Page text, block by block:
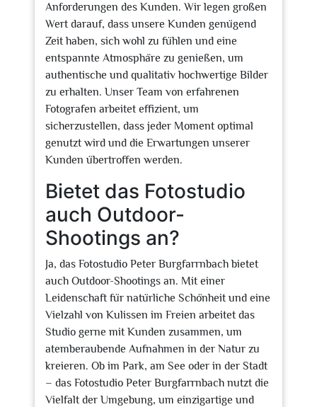
Anforderungen des Kunden. Wir legen großen
Wert darauf, dass unsere Kunden genügend
Zeit haben, sich wohl zu fühlen und eine
entspannte Atmosphäre zu genießen, um
authentische und qualitativ hochwertige Bilder
zu erhalten. Unser Team von erfahrenen
Fotografen arbeitet effizient, um
sicherzustellen, dass jeder Moment optimal
genutzt wird und die Erwartungen unserer
Kunden übertroffen werden.
Bietet das Fotostudio
auch Outdoor-
Shootings an?
Ja, das Fotostudio Peter Burgfarrnbach bietet
auch Outdoor-Shootings an. Mit einer
Leidenschaft für natürliche Schönheit und eine
Vielzahl von Kulissen im Freien arbeitet das
Studio gerne mit Kunden zusammen, um
atemberaubende Aufnahmen in der Natur zu
kreieren. Ob im Park, am See oder in der Stadt
– das Fotostudio Peter Burgfarrnbach nutzt die
Vielfalt der Umgebung, um einzigartige und